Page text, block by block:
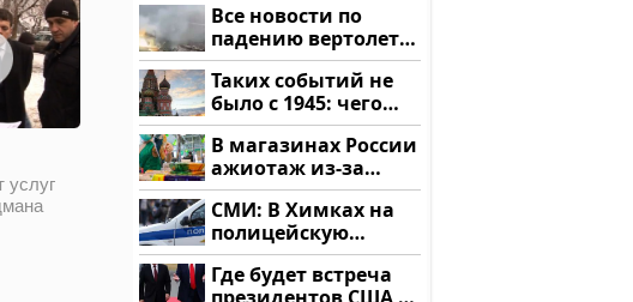
услуг
Все новости по
падению вертолета
на Кавказе: читать
здесь
Таких событий не
было с 1945: чего
ждать всем нам?
В магазинах России
ажиотаж из-за
этого продукта: что
купить?
СМИ: В Химках на
полицейскую
машину напали и
подожгли.
Где будет встреча
президентов США и